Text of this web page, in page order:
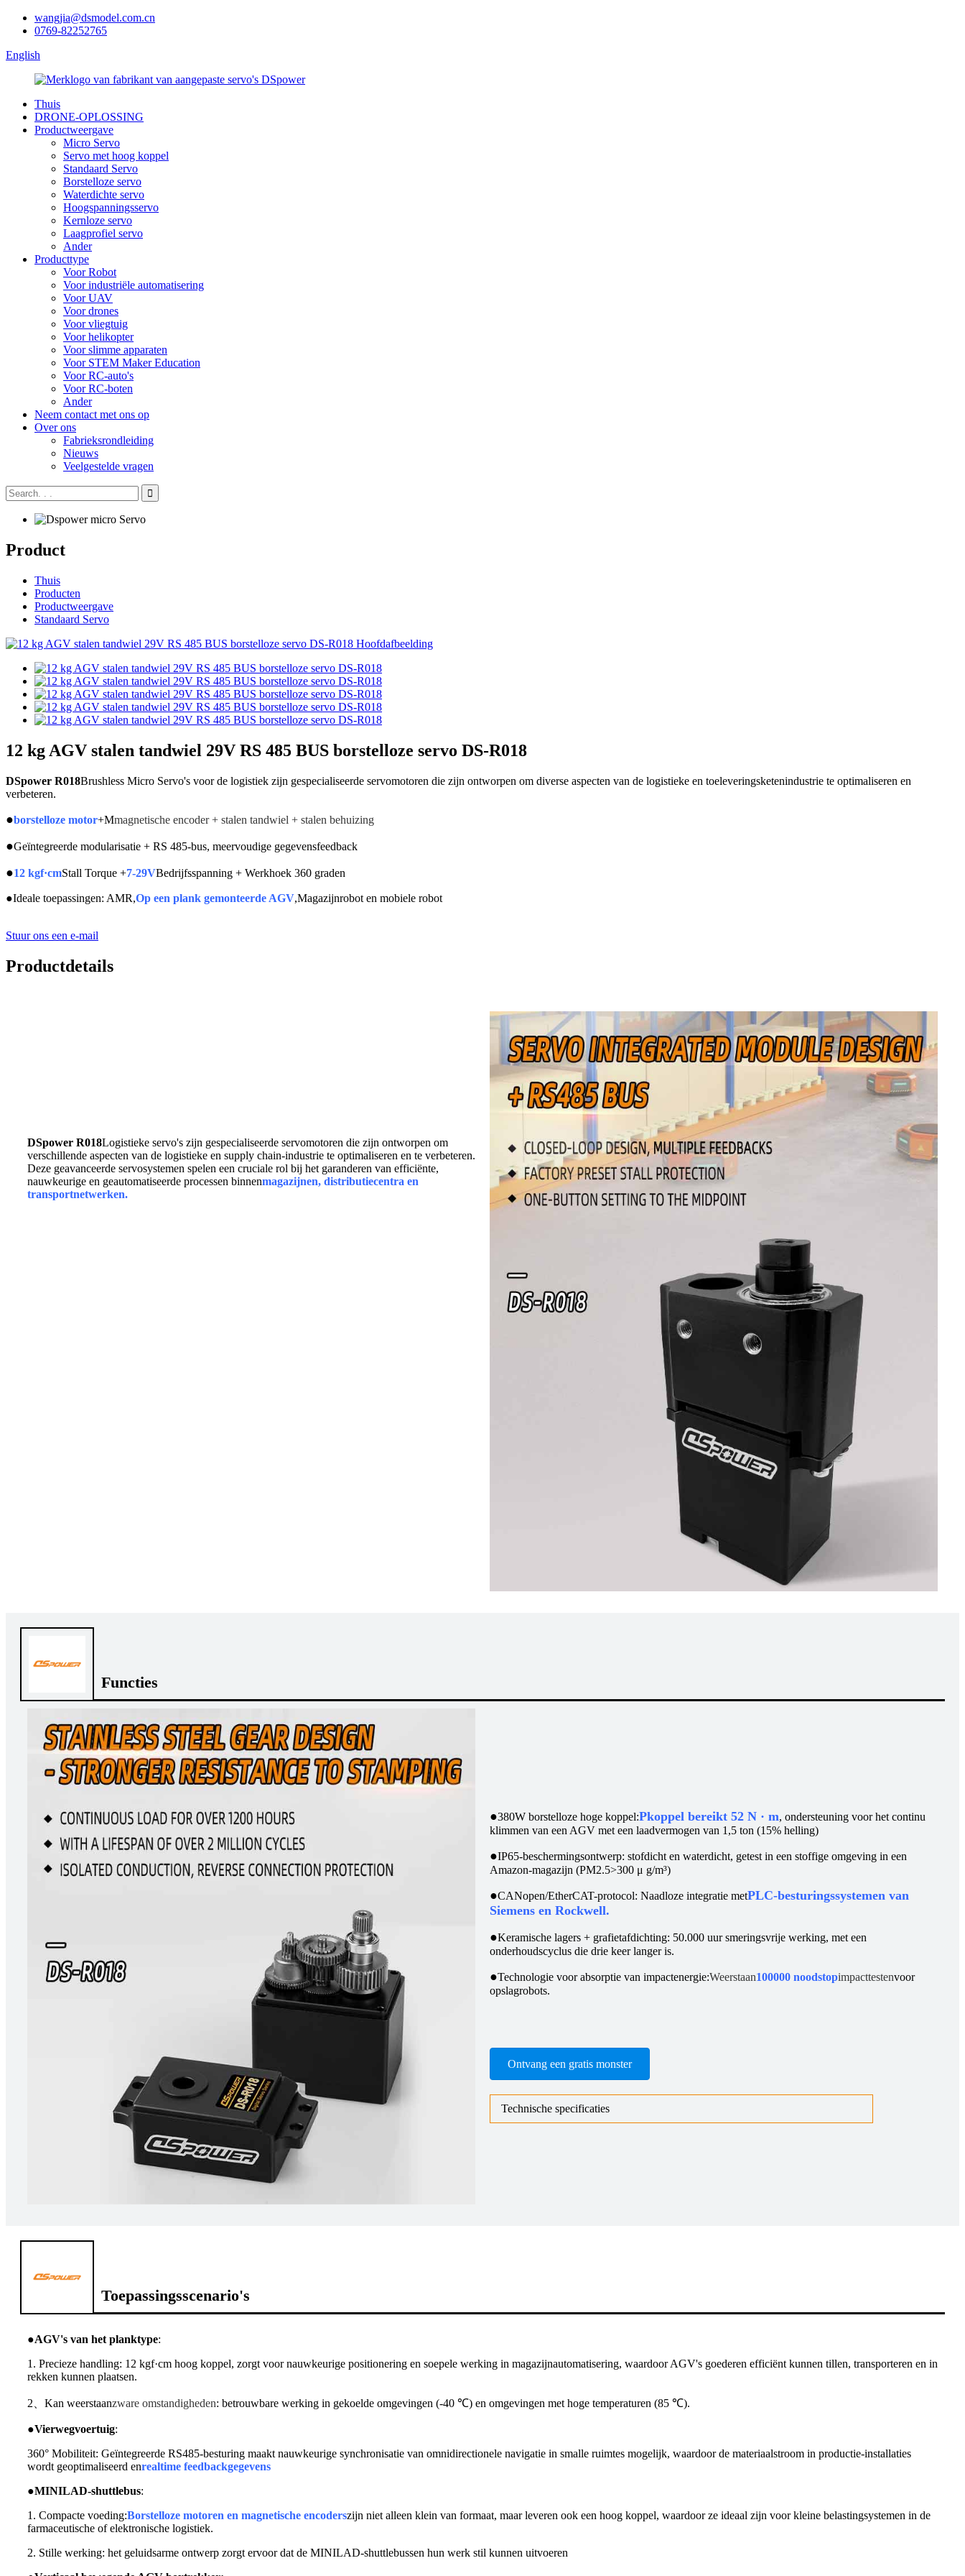
wangjia@dsmodel.com.cn
0769-82252765
English
Thuis
DRONE-OPLOSSING
Productweergave
Micro Servo
Servo met hoog koppel
Standaard Servo
Borstelloze servo
Waterdichte servo
Hoogspanningsservo
Kernloze servo
Laagprofiel servo
Ander
Producttype
Voor Robot
Voor industriële automatisering
Voor UAV
Voor drones
Voor vliegtuig
Voor helikopter
Voor slimme apparaten
Voor STEM Maker Education
Voor RC-auto's
Voor RC-boten
Ander
Neem contact met ons op
Over ons
Fabrieksrondleiding
Nieuws
Veelgestelde vragen
Product
Thuis
Producten
Productweergave
Standaard Servo
12 kg AGV stalen tandwiel 29V RS 485 BUS borstelloze servo DS-R018
DSpower R018Brushless Micro Servo's voor de logistiek zijn gespecialiseerde servomotoren die zijn ontworpen om diverse aspecten van de logistieke en toeleveringsketenindustrie te optimaliseren en
verbeteren.
●borstelloze motor+Mmagnetische encoder + stalen tandwiel + stalen behuizing
●Geïntegreerde modularisatie + RS 485-bus, meervoudige gegevensfeedback
●12 kgf·cmStall Torque +7-29VBedrijfsspanning + Werkhoek 360 graden
●Ideale toepassingen: AMR,Op een plank gemonteerde AGV,Magazijnrobot en mobiele robot
Stuur ons een e-mail
Productdetails
DSpower R018Logistieke servo's zijn gespecialiseerde servomotoren die zijn ontworpen om
verschillende aspecten van de logistieke en supply chain-industrie te optimaliseren en te verbeteren.
Deze geavanceerde servosystemen spelen een cruciale rol bij het garanderen van efficiënte,
nauwkeurige en geautomatiseerde processen binnenmagazijnen, distributiecentra en
transportnetwerken.
Functies
●380W borstelloze hoge koppel:Pkoppel bereikt 52 N · m, ondersteuning voor het continu
klimmen van een AGV met een laadvermogen van 1,5 ton (15% helling)
●IP65-beschermingsontwerp: stofdicht en waterdicht, getest in een stoffige omgeving in een
Amazon-magazijn (PM2.5>300 μ g/m³)
●CANopen/EtherCAT-protocol: Naadloze integratie metPLC-besturingssystemen van
Siemens en Rockwell.
●Keramische lagers + grafietafdichting: 50.000 uur smeringsvrije werking, met een
onderhoudscyclus die drie keer langer is.
●Technologie voor absorptie van impactenergie:Weerstaan100000 noodstopimpacttestenvoor
opslagrobots.
Ontvang een gratis monster
Technische specificaties
Toepassingsscenario's
●AGV's van het planktype:
1. Precieze handling: 12 kgf·cm hoog koppel, zorgt voor nauwkeurige positionering en soepele werking in magazijnautomatisering, waardoor AGV's goederen efficiënt kunnen tillen, transporteren en in
rekken kunnen plaatsen.
2、Kan weerstaanzware omstandigheden: betrouwbare werking in gekoelde omgevingen (-40 ℃) en omgevingen met hoge temperaturen (85 ℃).
●Vierwegvoertuig:
360° Mobiliteit: Geïntegreerde RS485-besturing maakt nauwkeurige synchronisatie van omnidirectionele navigatie in smalle ruimtes mogelijk, waardoor de materiaalstroom in productie-installaties
wordt geoptimaliseerd enrealtime feedbackgegevens
●MINILAD-shuttlebus:
1. Compacte voeding:Borstelloze motoren en magnetische encoderszijn niet alleen klein van formaat, maar leveren ook een hoog koppel, waardoor ze ideaal zijn voor kleine belastingsystemen in de
farmaceutische of elektronische logistiek.
2. Stille werking: het geluidsarme ontwerp zorgt ervoor dat de MINILAD-shuttlebussen hun werk stil kunnen uitvoeren